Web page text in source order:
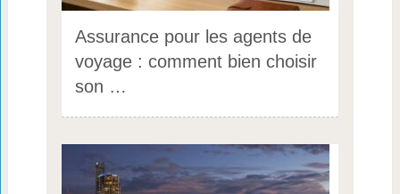
Assurance pour les agents de
voyage : comment bien choisir
son …